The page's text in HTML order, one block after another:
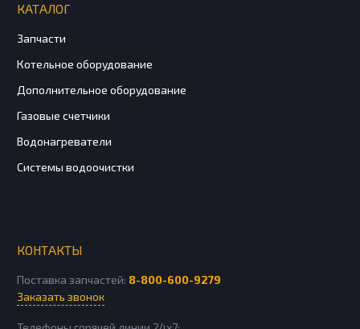
КАТАЛОГ
Запчасти
Котельное оборудование
Дополнительное оборудование
Газовые счетчики
Водонагреватели
Системы водоочистки
КОНТАКТЫ
Поставка запчастей: 8-800-600-9279
Заказать звонок